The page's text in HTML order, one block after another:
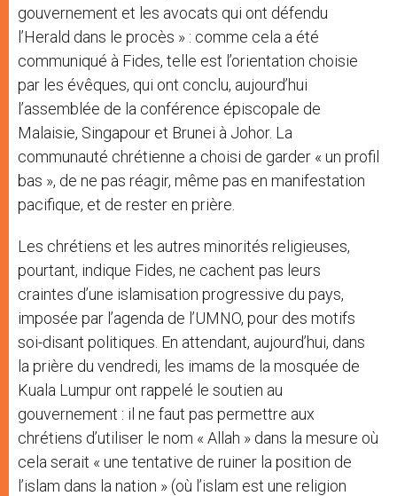
gouvernement et les avocats qui ont défendu
l’Herald dans le procès » : comme cela a été
communiqué à Fides, telle est l’orientation choisie
par les évêques, qui ont conclu, aujourd’hui
l’assemblée de la conférence épiscopale de
Malaisie, Singapour et Brunei à Johor. La
communauté chrétienne a choisi de garder « un profil
bas », de ne pas réagir, même pas en manifestation
pacifique, et de rester en prière.
Les chrétiens et les autres minorités religieuses,
pourtant, indique Fides, ne cachent pas leurs
craintes d’une islamisation progressive du pays,
imposée par l’agenda de l’UMNO, pour des motifs
soi-disant politiques. En attendant, aujourd’hui, dans
la prière du vendredi, les imams de la mosquée de
Kuala Lumpur ont rappelé le soutien au
gouvernement : il ne faut pas permettre aux
chrétiens d’utiliser le nom « Allah » dans la mesure où
cela serait « une tentative de ruiner la position de
l’islam dans la nation » (où l’islam est une religion